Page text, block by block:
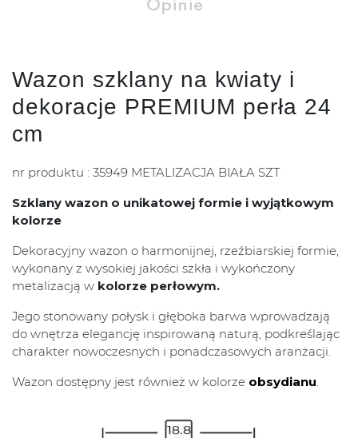
Wazon szklany na kwiaty i
dekoracje PREMIUM perła 24
cm
nr produktu : 35949 METALIZACJA BIAŁA SZT
Szklany wazon o unikatowej formie i wyjątkowym
kolorze
Dekoracyjny wazon o harmonijnej, rzeźbiarskiej formie,
wykonany z wysokiej jakości szkła i wykończony
metalizacją w kolorze perłowym.
Jego stonowany połysk i głęboka barwa wprowadzają
do wnętrza elegancję inspirowaną naturą, podkreślając
charakter nowoczesnych i ponadczasowych aranżacji.
Wazon dostępny jest również w kolorze obsydianu.